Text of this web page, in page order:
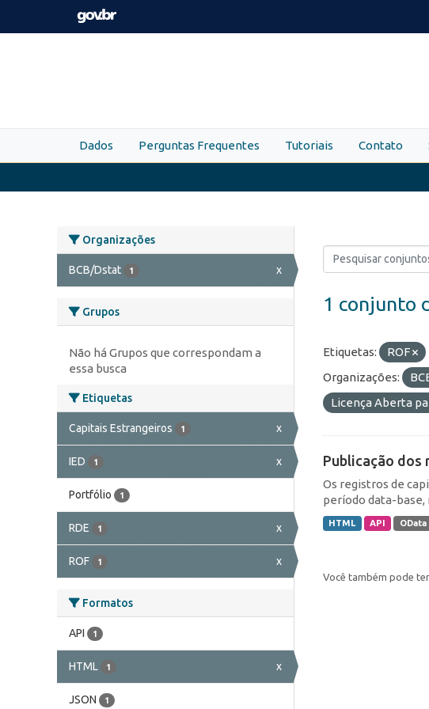
Skip to main content
Dados Perguntas Frequentes Tutoriais Contato
Organizações
BCB/Dstat 1 x
Grupos
Não há Grupos que correspondam a
essa busca
Etiquetas
Capitais Estrangeiros 1 x
IED 1 x
Portfólio 1
RDE 1 x
ROF 1 x
Formatos
API 1
HTML 1 x
JSON 1
1 conjunto
Etiquetas: ROF
Organizações:
Licença Aberta
Publicação
Os registros de
período data-
HTML API OData
Você também pode